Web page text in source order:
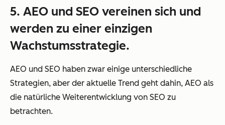
5. AEO und SEO vereinen sich und
werden zu einer einzigen
Wachstumsstrategie.
AEO und SEO haben zwar einige unterschiedliche
Strategien, aber der aktuelle Trend geht dahin, AEO als
die natürliche Weiterentwicklung von SEO zu
betrachten.